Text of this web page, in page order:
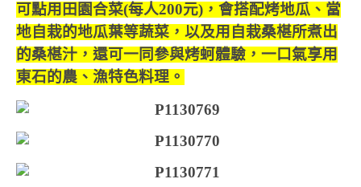
可點用田園合菜(每人200元)，會搭配烤地瓜、當
地自栽的地瓜葉等蔬菜，以及用自栽桑椹所煮出
的桑椹汁，還可一同參與烤蚵體驗，一口氣享用
東石的農、漁特色料理。